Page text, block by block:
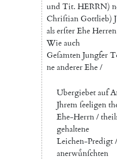
und Tit. HERRN)
Chriſtian Gottlieb)
alserſterEheHerren
Wieauch
GeſamtenJungferT
neandererEhe/
Ubergiebetauf
Jhremſeeligen
Ehe-Herrn/
gehaltene
Leichen-Predigt/
anerwuͤnſchten